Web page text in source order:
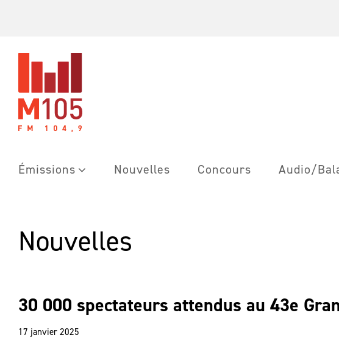
Émissions Nouvelles Concours Audio/
Nouvelles
30 000 spectateurs attendus au 43e
17 janvier 2025